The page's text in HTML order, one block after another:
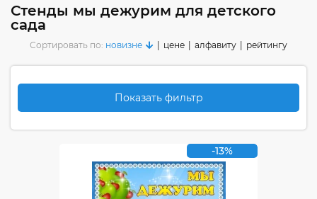
Стенды мы дежурим для детского
сада
Сортировать по: новизне цене алфавиту рейтингу
Показать фильтр
-13%